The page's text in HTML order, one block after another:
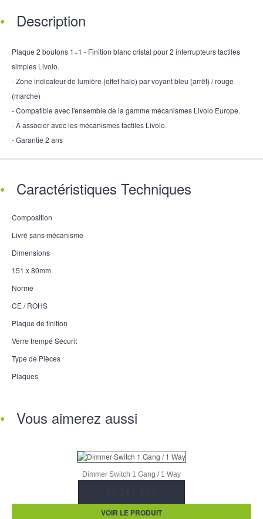
Description
Plaque 2 boutons 1+1 - Finition blanc cristal pour 2 interrupteurs tactiles
simples Livolo.
- Zone indicateur de lumière (effet halo) par voyant bleu (arrêt) / rouge
(marche)
- Compatible avec l'ensemble de la gamme mécanismes Livolo Europe.
- A associer avec les mécanismes tactiles Livolo.
- Garantie 2 ans
Caractéristiques Techniques
Composition
Livré sans mécanisme
Dimensions
151 x 80mm
Norme
CE / ROHS
Plaque de finition
Verre trempé Sécurit
Type de Pièces
Plaques
Vous aimerez aussi
Dimmer Switch 1 Gang / 1 Way
VOIR LE PRODUIT